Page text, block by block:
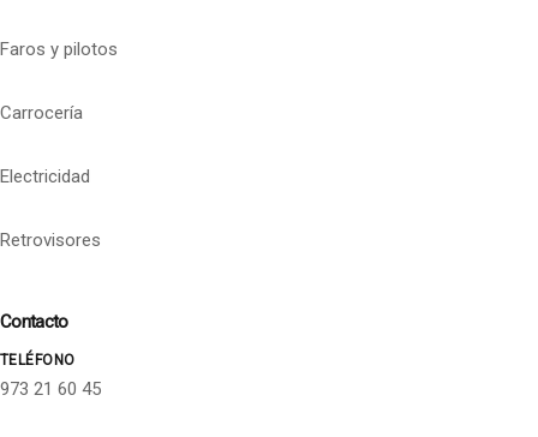
Faros y pilotos
Carrocería
Electricidad
Retrovisores
Contacto
TELÉFONO
973 21 60 45